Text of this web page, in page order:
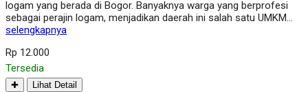
logam yang berada di Bogor. Banyaknya warga yang berprofesi
sebagai perajin logam, menjadikan daerah ini salah satu UMKM…
selengkapnya
Rp 12.000
Tersedia
✚ Lihat Detail